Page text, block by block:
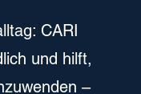
CARI
und hilft,
–